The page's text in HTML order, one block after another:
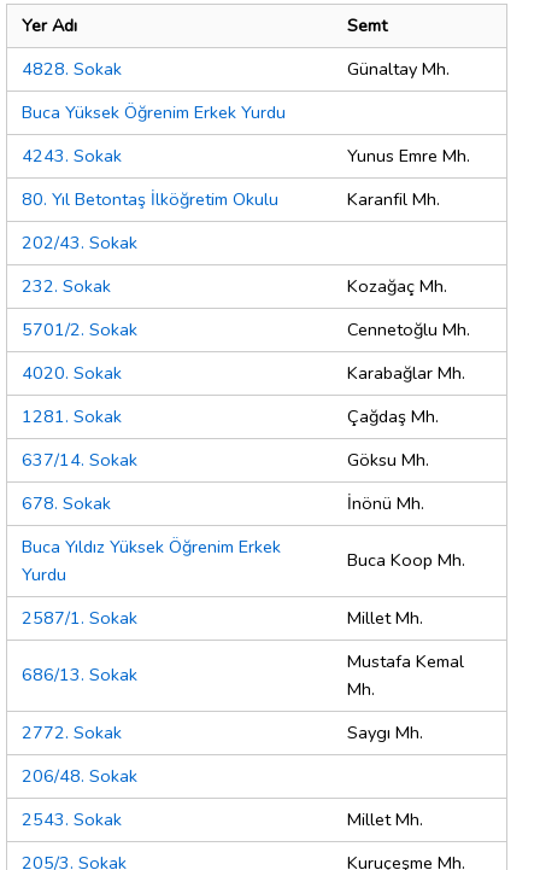
Yer Adı
Semt
4828. Sokak
Günaltay Mh.
Buca Yüksek Öğrenim Erkek Yurdu
4243. Sokak
Yunus Emre Mh.
80. Yıl Betontaş İlköğretim Okulu
Karanfil Mh.
202/43. Sokak
232. Sokak
Kozağaç Mh.
5701/2. Sokak
Cennetoğlu Mh.
4020. Sokak
Karabağlar Mh.
1281. Sokak
Çağdaş Mh.
637/14. Sokak
Göksu Mh.
678. Sokak
İnönü Mh.
Buca Yıldız Yüksek Öğrenim Erkek
Yurdu
Buca Koop Mh.
2587/1. Sokak Millet Mh.
686/13. Sokak
Mustafa Kemal
Mh.
2772. Sokak
Saygı Mh.
206/48. Sokak
2543. Sokak
Millet Mh.
205/3. Sokak
Kuruçeşme Mh.